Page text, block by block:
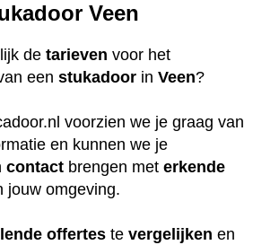
Veen
de tarieven voor het
een stukadoor in Veen?
voorzien we je graag van
en kunnen we je
contact brengen met erkende
jouw omgeving.
offertes te vergelijken en